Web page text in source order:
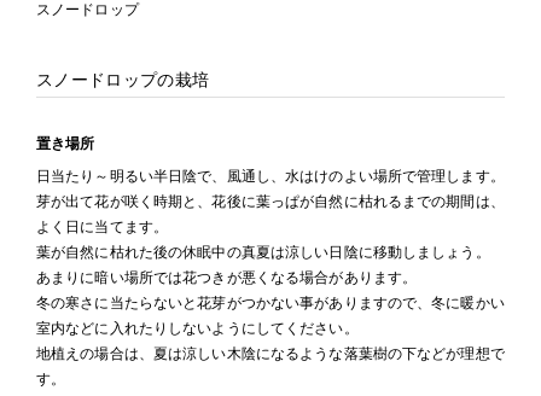
スノードロップ
スノードロップの栽培
置き場所
日当たり～明るい半日陰で、風通し、水はけのよい場所で管理します。
芽が出て花が咲く時期と、花後に葉っぱが自然に枯れるまでの期間は、
よく日に当てます。
葉が自然に枯れた後の休眠中の真夏は涼しい日陰に移動しましょう。
あまりに暗い場所では花つきが悪くなる場合があります。
冬の寒さに当たらないと花芽がつかない事がありますので、冬に暖かい
室内などに入れたりしないようにしてください。
地植えの場合は、夏は涼しい木陰になるような落葉樹の下などが理想で
す。